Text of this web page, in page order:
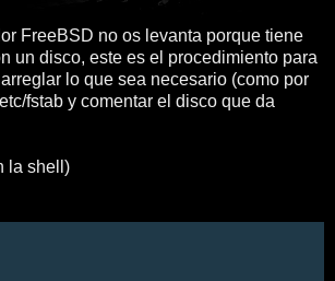
FreeBSD no os levanta porque tiene
un disco, este es el procedimiento para
lo que sea necesario (como por
fstab y comentar el disco que da
la shell)